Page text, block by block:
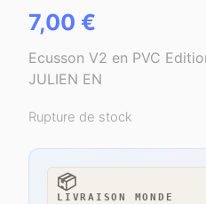
7,00 €
Ecusson V2 en PVC
JULIEN EN
Rupture de stock
📦
LIVRAISON MONDE